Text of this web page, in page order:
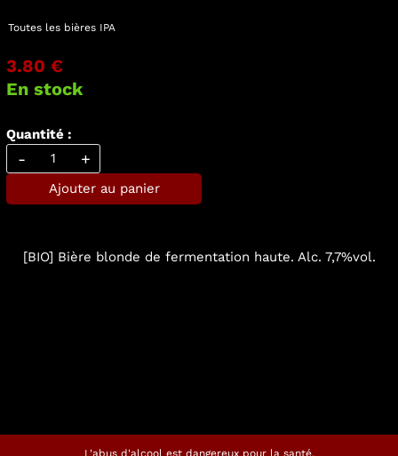
Toutes les bières IPA
3.80 €
En stock
Quantité :
- +
Ajouter au panier
[BIO] Bière blonde de fermentation haute. Alc. 7,7%vol.
L'abus d'alcool est dangereux pour la santé.